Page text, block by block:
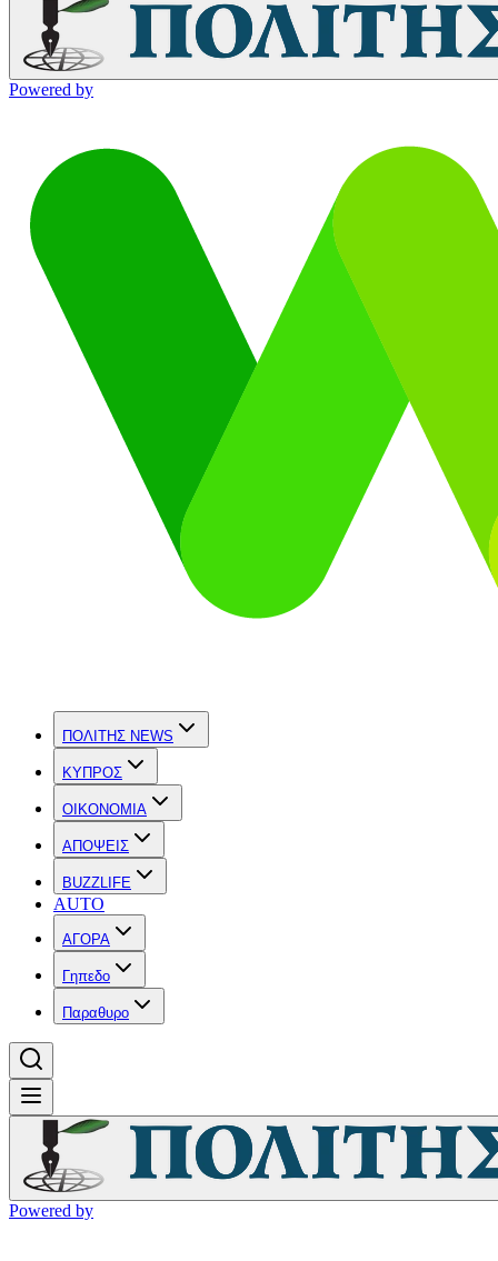
Powered by
ΠΟΛΙΤΗΣ NEWS
ΚΥΠΡΟΣ
OIKONOMIA
ΑΠΟΨΕΙΣ
BUZZLIFE
AUTO
ΑΓΟΡΑ
Γηπεδο
Παραθυρο
Powered by